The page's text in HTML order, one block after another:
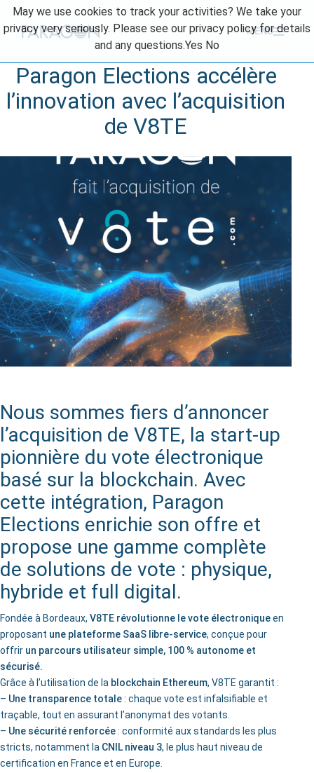
Skip
to
content
MENU
Paragon Elections accélère
l’innovation avec l’acquisition
de V8TE
Nous sommes fiers d’annoncer
l’acquisition de V8TE, la start-up
pionnière du vote électronique
basé sur la blockchain. Avec
cette intégration, Paragon
Elections enrichie son offre et
propose une gamme complète
de solutions de vote : physique,
hybride et full digital.
Fondée à Bordeaux, V8TE révolutionne le vote électroniqueen
proposant une plateforme SaaS libre-service, conçue pour
offrir un parcours utilisateur simple, 100 % autonome et
sécurisé.
Grâce à l’utilisation de la blockchain Ethereum, V8TE garantit :
– Une transparence totale: chaque vote est infalsifiable et
traçable, tout en assurant l’anonymat des votants.
– Une sécurité renforcée: conformité aux standards les plus
stricts, notamment la CNIL niveau 3, le plus haut niveau de
certification en France et en Europe.
May we use cookies to track your activities? We take your
privacy very seriously. Please see our privacy policy for details
and any questions.Yes No